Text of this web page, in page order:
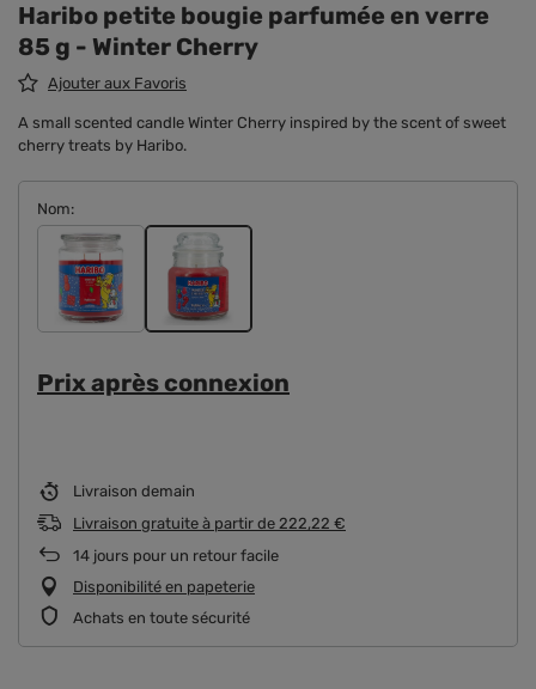
Haribo petite bougie parfumée en verre
85 g - Winter Cherry
Ajouter aux Favoris
A small scented candle Winter Cherry inspired by the scent of sweet
cherry treats by Haribo.
Nom
Prix ​​après connexion
Livraison demain
Livraison gratuite à partir de 222,22 €
14 jours pour un retour facile
Disponibilité en papeterie
Achats en toute sécurité